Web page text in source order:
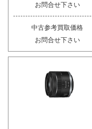
お問合せ下さい
中古参考買取価格
お問合せ下さい